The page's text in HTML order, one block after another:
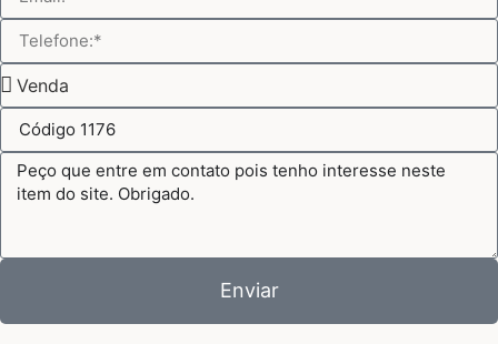
Enviar